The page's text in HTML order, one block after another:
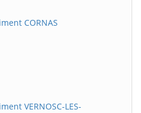
CORNAS
VERNOSC-LES-